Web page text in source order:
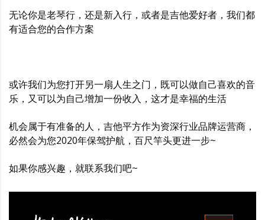
无论你是老琴行，还是新入行，或者是吉他爱好者，我们都
有适合您的合作方案
或许我们为您打开另一扇人生之门，既可以做自己喜欢的音
乐，又可以为自己增加一份收入，这才是幸福的生活
机会属于有准备的人，吉他平方作为资深行业品牌运营商，
必然会为您2020年保驾护航，百尺竿头更进一步~
如果你感兴趣，就联系我们吧~